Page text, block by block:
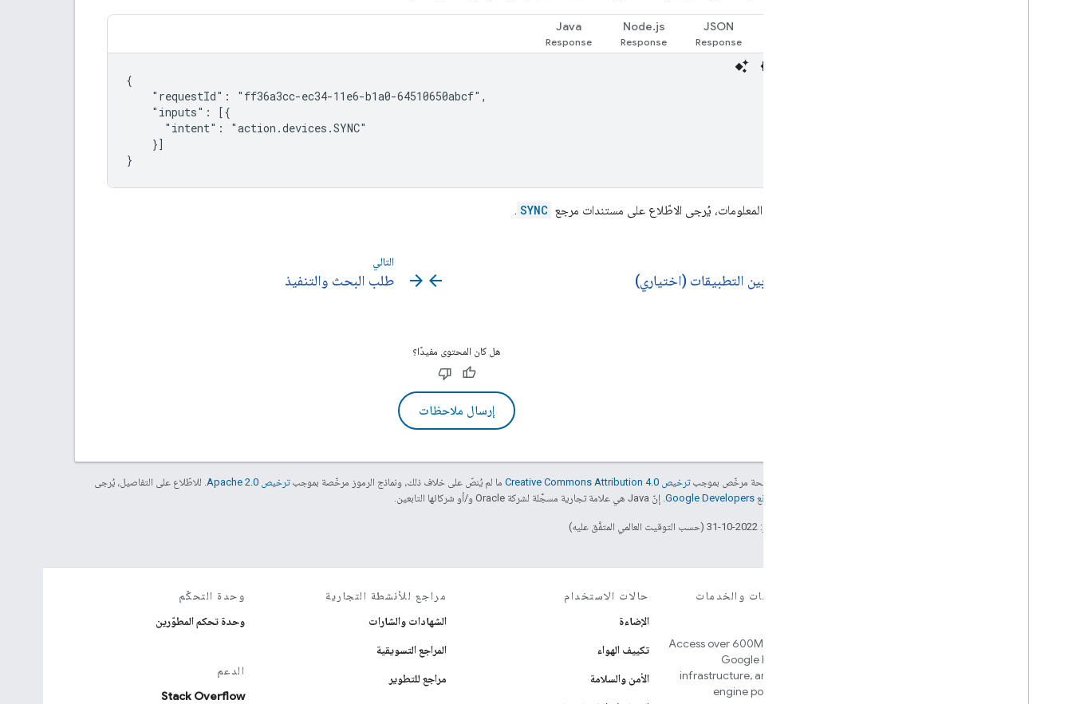
JSON
Node.js
Java
{
    "requestId": "ff36a3cc-ec34-11e6-b1a0-64510650abcf",
    "inputs": [{
      "intent": "action.devices.SYNC"
    }]
}
لمزيد من المعلومات، يُرجى الاطّلاع على مستندات مرجع SYNC
.
arrow_back التبديل بين التطبيقات (اختياري)
التالي
طلب البحث والتنفيذ arrow_forward
هل كان المحتوى مفيدًا؟
إرسال ملاحظات
إنّ محتوى هذه الصفحة مرخّص بموجبترخيص Creative Commons Attribution 4.0‏ ما لم يُنصّ على خلاف ذلك، ونماذج الرموز مرخّصة بموجبترخيص Apache 2.0‏
. للاطّلاع على التفاصيل، يُرجى
سياسات موقع Google Developers‏ . إنّ Java هي علامة تجارية مسجَّلة لشركة Oracle و/أو شركائها التابعين.
تاريخ التعديل الأخير: 2022-10-31 (حسب التوقيت العالمي المتفَّق عليه)
للتطبيقات والمنصات والخدمات
Access over 600M devices, hubs for
Google Home and Matter
infrastructure, and an automation
engine powered by Google
حالات الاستخدام
الإضاءة
تكييف الهواء
الأمن والسلامة
مراجع للأنشطة التجارية
الشهادات والشارات
المراجع التسويقية
مراجع للتطوير
وحدة التحكّم
وحدة تحكم المطوّرين
الدعم
Stack Overflow